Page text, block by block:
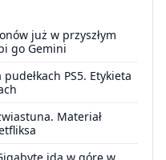
już w przyszłym
go Gemini
PS5. Etykieta
Materiał
idą w górę w